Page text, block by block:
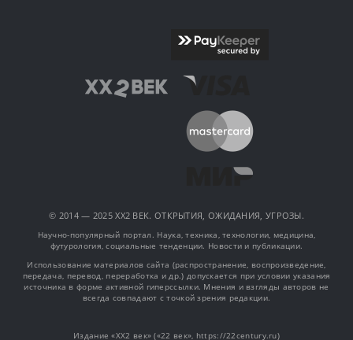
© 2014 — 2025 XX2 ВЕК. ОТКРЫТИЯ, ОЖИДАНИЯ, УГРОЗЫ.
Научно-популярный портал. Наука, техника, технологии, медицина,
футурология, социальные тенденции. Новости и публикации.
Использование материалов сайта (распространение, воспроизведение,
передача, перевод, переработка и др.) допускается при условии указания
источника в форме активной гиперссылки. Мнения и взгляды авторов не
всегда совпадают с точкой зрения редакции.
Издание «XX2 век» («22 век», https://22century.ru)